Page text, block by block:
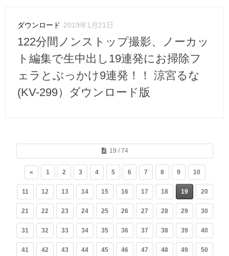
ダウンロード 2019年1月21日
122分間ノンストップ撮影、ノーカッ
ト編集で生中出し19連発にお掃除フ
ェラとぶっかけ9連発！！ 涼宮るな
(KV-299）ダウンロード版
19 / 74
« 1 2 3 4 5 6 7 8 9 10
11 12 13 14 15 16 17 18 19 20
21 22 23 24 25 26 27 28 29 30
31 32 33 34 35 36 37 38 39 40
41 42 43 44 45 46 47 48 49 50